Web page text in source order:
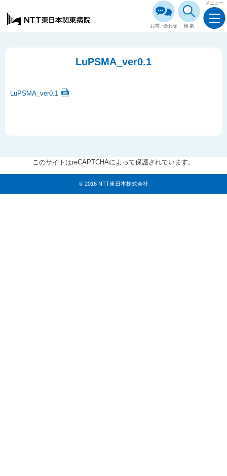
お問い合わせ 検索
メニュー
LuPSMA_ver0.1
LuPSMA_ver0.1
このサイトはreCAPTCHAによって保護されています。
© 2016 NTT東日本株式会社